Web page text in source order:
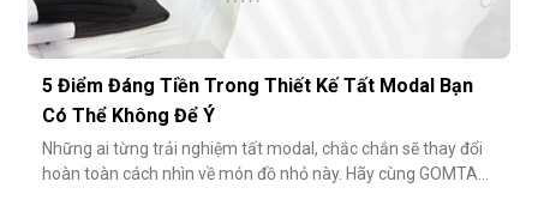
5 Điểm Đáng Tiền Trong Thiết Kế Tất Modal Bạn
Có Thể Không Để Ý
Những ai từng trải nghiệm tất modal, chắc chắn sẽ thay đổi
hoàn toàn cách nhìn về món đồ nhỏ này. Hãy cùng GOMTAT